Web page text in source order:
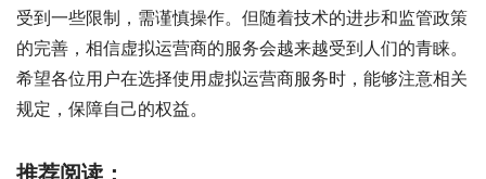
受到一些限制，需谨慎操作。但随着技术的进步和监管政策
的完善，相信虚拟运营商的服务会越来越受到人们的青睐。
希望各位用户在选择使用虚拟运营商服务时，能够注意相关
规定，保障自己的权益。
推荐阅读：